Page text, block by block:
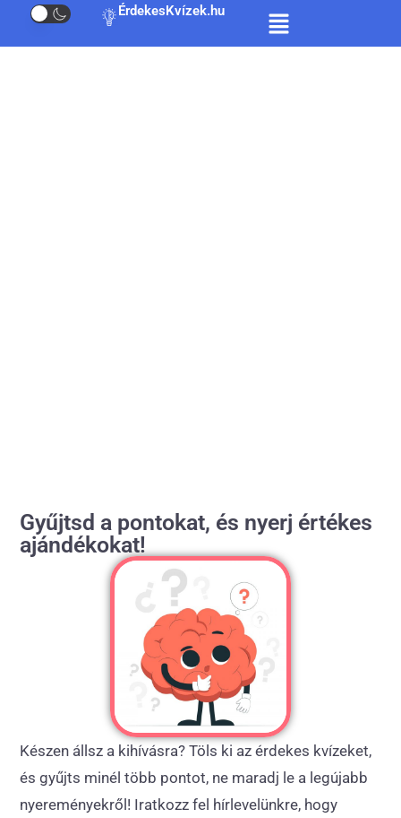
ÉrdekesKvízek.hu
Gyűjtsd a pontokat, és nyerj értékes
ajándékokat!
Készen állsz a kihívásra? Töls ki az érdekes kvízeket,
és gyűjts minél több pontot, ne maradj le a legújabb
nyereményekről! Iratkozz fel hírlevelünkre, hogy